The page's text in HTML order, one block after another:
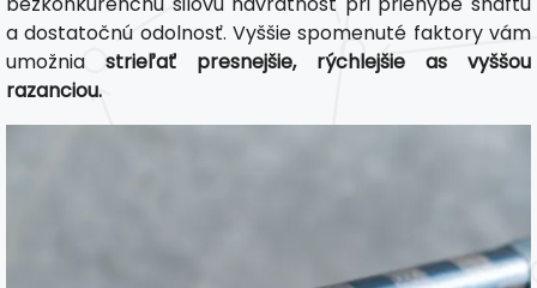
a dostatočnú odolnosť. Vyššie spomenuté faktory vám
umožnia strieľať presnejšie, rýchlejšie as vyššou
razanciou.